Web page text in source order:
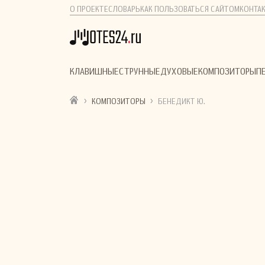
О ПРОЕКТЕСЛОВАРЬ КАК ПОЛЬЗОВАТЬСЯ САЙТОМ
КЛАВИШНЫЕСТРУННЫЕДУХОВЫЕКОМПОЗИТОРЫ
› КОМПОЗИТОРЫ › БЕНЕДИКТ Ю.